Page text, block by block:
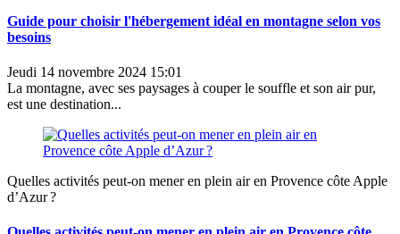
Guide pour choisir l'hébergement idéal en montagne selon vos
besoins
Jeudi 14 novembre 2024 15:01
La montagne, avec ses paysages à couper le souffle et son air pur,
est une destination...
Quelles activités peut-on mener en plein air en Provence côte Apple
d’Azur ?